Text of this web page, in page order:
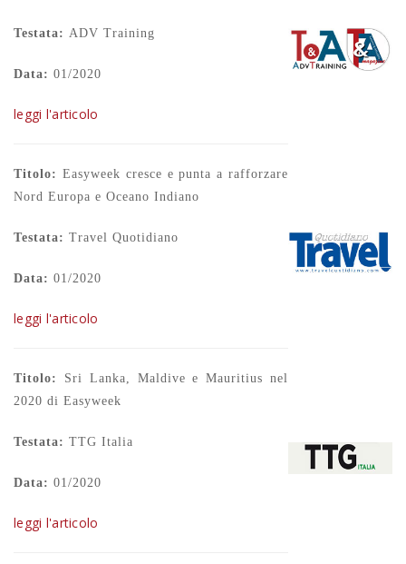
Testata: ADV Training
Data: 01/2020
leggi l'articolo
Titolo: Easyweek cresce e punta a rafforzare
Nord Europa e Oceano Indiano
Testata: Travel Quotidiano
Data: 01/2020
leggi l'articolo
Titolo:
Sri Lanka, Maldive e Mauritius nel
2020 di Easyweek
Testata: TTG Italia
Data: 01/2020
leggi l'articolo